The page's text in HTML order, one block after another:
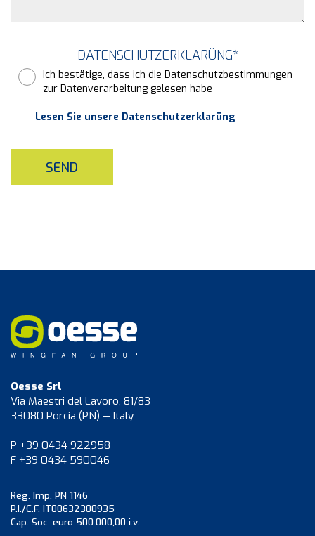
DATENSCHUTZERKLARÜNG*
Ich bestätige, dass ich die Datenschutzbestimmungen
zur Datenverarbeitung gelesen habe
Lesen Sie unsere Datenschutzerklarüng
SEND
Oesse Srl
Via Maestri del Lavoro, 81/83
33080 Porcia (PN) — Italy
P +39 0434 922958
F +39 0434 590046
Reg. Imp. PN 1146
P.I./C.F. IT00632300935
Cap. Soc. euro 500.000,00 i.v.